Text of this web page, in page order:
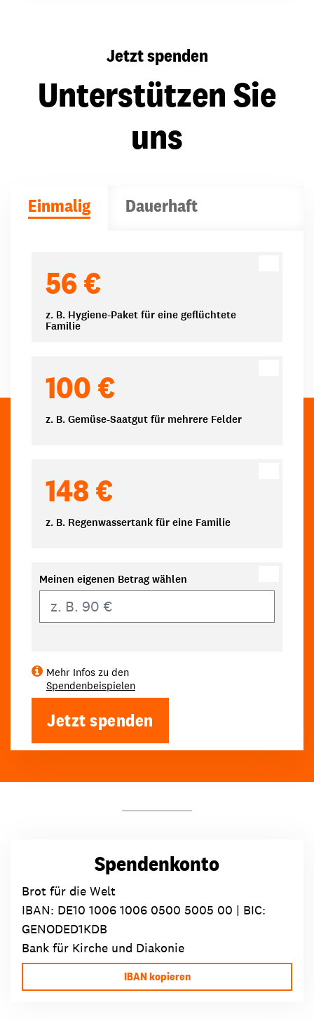
Jetzt spenden
Unterstützen Sie
uns
Einmalig Dauerhaft
56 €
z. B. Hygiene-Paket für eine geflüchtete
Familie
100 €
z. B. Gemüse-Saatgut für mehrere Felder
148 €
z. B. Regenwassertank für eine Familie
Meinen eigenen Betrag wählen
Mehr Infos zu den
Spendenbeispielen
Jetzt spenden
Spendenkonto
Brot für die Welt
IBAN: DE10 1006 1006 0500 5005 00 | BIC:
GENODED1KDB
Bank für Kirche und Diakonie
IBAN kopieren